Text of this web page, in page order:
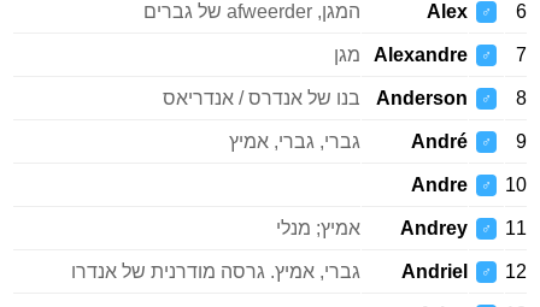
6
♂
Alex המגן, afweerder של גברים
7
♂
Alexandre מגן
8
♂
Anderson בנו של אנדרס / אנדריאס
9
♂
André גברי, גברי, אמיץ
10
♂
Andre
11
♂
Andrey אמיץ; מנלי
12
♂
Andriel גברי, אמיץ. גרסה מודרנית של אנדרו